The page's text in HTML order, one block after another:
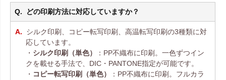
どの印刷方法に対応していますか？
シルク印刷、コピー転写印刷、高温転写印刷の3種類に対
応しています。
・ シルク印刷（単色）
：PP不織布に印刷。一色ずつイン
クを載せる手法で、DIC・PANTONE指定が可能です。
・ コピー転写印刷（単色）
：PP不織布に印刷。フルカラ